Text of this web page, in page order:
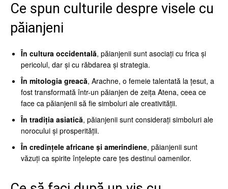
Ce spun culturile despre visele cu
păianjeni
În cultura occidentală, păianjenii sunt asociați cu frica și
pericolul, dar și cu răbdarea și strategia.
În mitologia greacă, Arachne, o femeie talentată la țesut, a
fost transformată într-un păianjen de zeița Atena, ceea ce
face ca păianjenii să fie simboluri ale creativității.
În tradiția asiatică, păianjenii sunt considerați simboluri ale
norocului și prosperității.
În credințele africane și amerindiene, păianjenii sunt
văzuți ca spirite înțelepte care țes destinul oamenilor.